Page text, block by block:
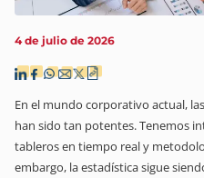
4 de julio de 2026
En el mundo corporativo actual,
han sido tan potentes. Tenemos
tableros en tiempo real y
embargo, la estadística sigue